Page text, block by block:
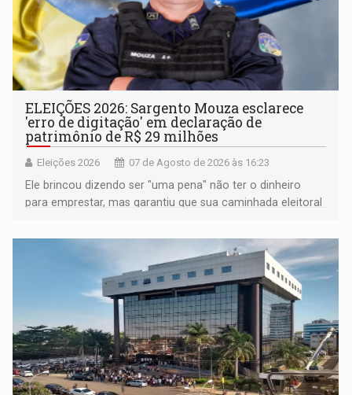
ELEIÇÕES 2026: Sargento Mouza esclarece
'erro de digitação' em declaração de
patrimônio de R$ 29 milhões
Eleições 2026 07 de Agosto de 2026 às 16:23
Ele brincou dizendo ser "uma pena" não ter o dinheiro
para emprestar, mas garantiu que sua caminhada eleitoral